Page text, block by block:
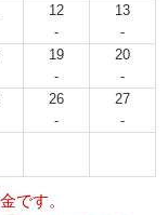
12
-
13
-
19
-
20
-
26
-
27
-
です。